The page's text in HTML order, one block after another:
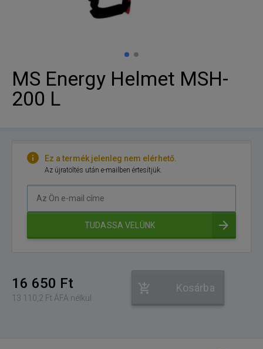
MS Energy Helmet MSH-
200 L
Ez a termék jelenleg nem elérhető.
Az újratöltés után e-mailben értesítjük.
TUDASSA VELÜNK
16 650 Ft
13 110,2 Ft ÁFA nélkül
Kosárba